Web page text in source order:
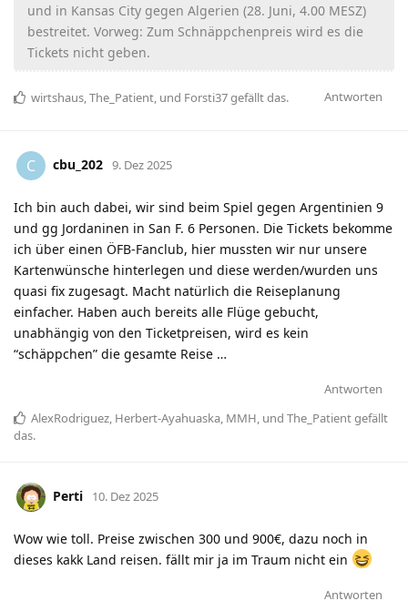
und in Kansas City gegen Algerien (28. Juni, 4.00 MESZ)
bestreitet. Vorweg: Zum Schnäppchenpreis wird es die
Tickets nicht geben.
Antworten
wirtshaus,The_Patient, und Forsti37gefällt das.
C cbu_202 9. Dez 2025
Ich bin auch dabei, wir sind beim Spiel gegen Argentinien 9
und gg Jordaninen in San F. 6 Personen. Die Tickets bekomme
ich über einen ÖFB-Fanclub, hier mussten wir nur unsere
Kartenwünsche hinterlegen und diese werden/wurden uns
quasi fix zugesagt. Macht natürlich die Reiseplanung
einfacher. Haben auch bereits alle Flüge gebucht,
unabhängig von den Ticketpreisen, wird es kein
“schäppchen” die gesamte Reise …
Antworten
AlexRodriguez, Herbert-Ayahuaska, MMH, und The_Patientgefällt
das.
Perti 10. Dez 2025
Wow wie toll. Preise zwischen 300 und 900€, dazu noch in
dieses kakk Land reisen. fällt mir ja im Traum nicht ein
Antworten